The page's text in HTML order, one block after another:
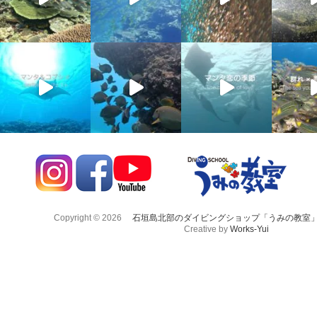
Copyright © 2026
石垣島北部のダイビングショップ「うみの教室
Creative by Works-Yui